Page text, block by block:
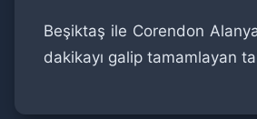
Beşiktaş ile Corendon
dakikayı galip tamamlayan